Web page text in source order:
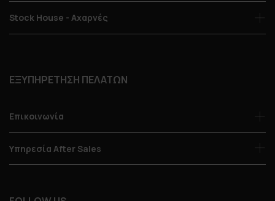
Stock House - Αχαρνές
ΕΞΥΠΗΡΕΤΗΣΗ ΠΕΛΑΤΩΝ
Επικοινωνία
Υπηρεσία After Sales